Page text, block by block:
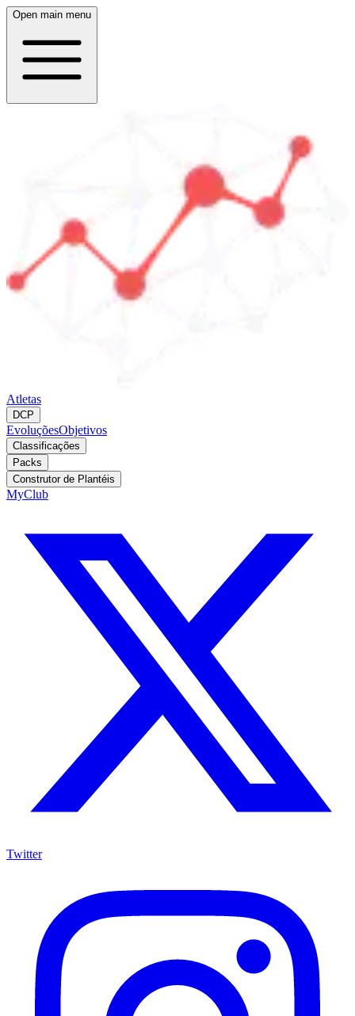
Open main menu
Atletas
DCP
EvoluçõesObjetivos
Classificações
Packs
Construtor de Plantéis
MyClub
Twitter